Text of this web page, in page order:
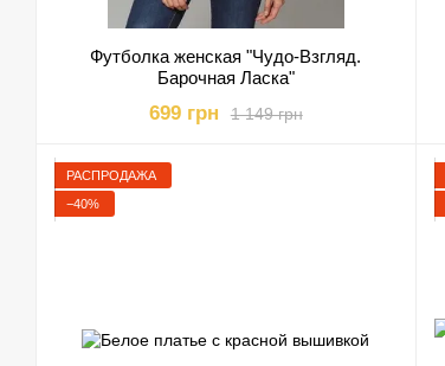
Футболка женская "Чудо-Взгляд.
Барочная Ласка"
1 149 грн
699 грн
РАСПРОДАЖА
−40%